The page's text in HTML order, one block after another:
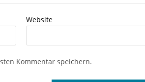
Website
Kommentar speichern.